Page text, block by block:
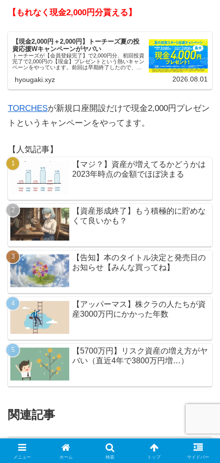
【もれなく現金2,000円分貰える】
【現金2,000円＋2,000円】トーチーズ夏の投
資応援Wキャンペーンがヤバい
トーチーズが【会員登録完了】で2,000円分、初回投資
完了で2,000円の【現金】プレゼントという熱いキャン
ペーンをやっています。前回は早期終了したので、使
hyougaki.xyz 2026.08.01
TORCHESが新規口座開設だけで現金2,000円プレゼン
トというキャンペーンをやってます。
【人気記事】
【マジ？】資産が増えてるかどうかは
2023年時点の金額でほぼ決まる
【資産形成終了】もう積極的に貯めな
くて良いかも？
【告知】本のタイトル決定と発売日の
お知らせ【みんな買ってね】
【アッパーマス】株クラの人たちが資
産3000万円にかかった年数
【5700万円】リスク資産の増え方がヤ
バい（直近4年で3800万円増…）
関連記事
お金と投資
氷河期世代はどれくらい投資をし
ているのか
メニュー ホーム 検索 トップ サイドバー